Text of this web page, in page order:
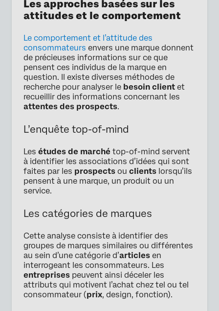
Les approches basées sur les
attitudes et le comportement
Le comportement et l’attitude des
consommateurs envers une marque donnent
de précieuses informations sur ce que
pensent ces individus de la marque en
question. Il existe diverses méthodes de
recherche pour analyser le besoin client et
recueillir des informations concernant les
attentes des prospects.
L’enquête top-of-mind
Les études de marché top-of-mind servent
à identifier les associations d’idées qui sont
faites par les prospects ou clients lorsqu’ils
pensent à une marque, un produit ou un
service.
Les catégories de marques
Cette analyse consiste à identifier des
groupes de marques similaires ou différentes
au sein d’une catégorie d’articles en
interrogeant les consommateurs. Les
entreprises peuvent ainsi déceler les
attributs qui motivent l’achat chez tel ou tel
consommateur (prix, design, fonction).